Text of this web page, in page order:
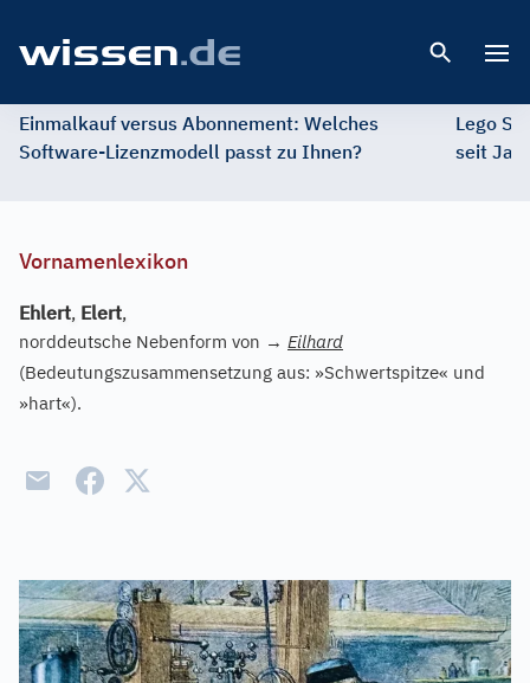
Einmalkauf versus Abonnement: Welches
Software-Lizenzmodell passt zu Ihnen?
Lego
seit
Vornamenlexikon
Ehlert, Elert,
norddeutsche Nebenform von → Eilhard
(Bedeutungszusammensetzung aus: »Schwertspitze« und
»hart«).